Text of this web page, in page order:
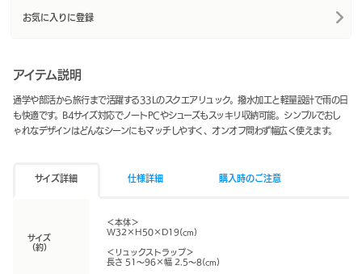
お気に入りに登録
アイテム説明
通学や部活から旅行まで活躍する33Lのスクエアリュック。撥水加工と軽量設計で雨の日
も快適です。B4サイズ対応でノートPCやシューズもスッキリ収納可能。シンプルでおし
ゃれなデザインはどんなシーンにもマッチしやすく、オンオフ問わず幅広く使えます。
サイズ詳細 仕様詳細 購入時のご注意
サイズ
（約）
＜本体＞
W32×H50×D19(cm)
＜リュックストラップ＞
長さ 51～96×幅 2.5～8(cm)